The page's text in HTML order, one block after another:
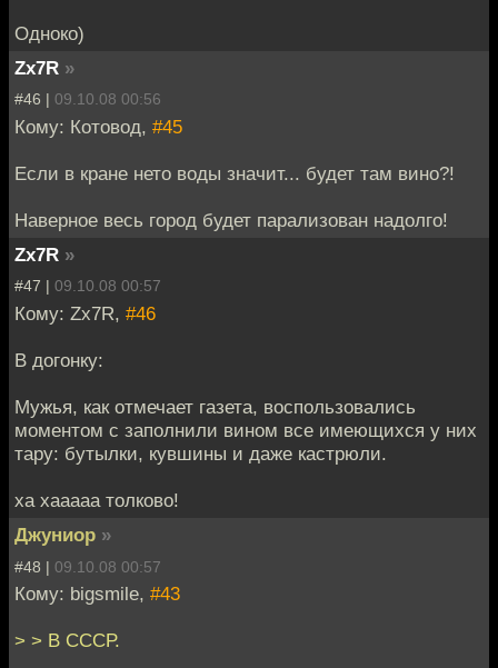
Одноко)
Zx7R »
#46 | 09.10.08 00:56
Кому: Котовод, #45
Если в кране нето воды значит... будет там вино?!
Наверное весь город будет парализован надолго!
Zx7R »
#47 | 09.10.08 00:57
Кому: Zx7R, #46
В догонку:
Мужья, как отмечает газета, воспользовались
моментом с заполнили вином все имеющихся у них
тару: бутылки, кувшины и даже кастрюли.
ха хааааа толково!
Джуниор »
#48 | 09.10.08 00:57
Кому: bigsmile, #43
> > В СССР.